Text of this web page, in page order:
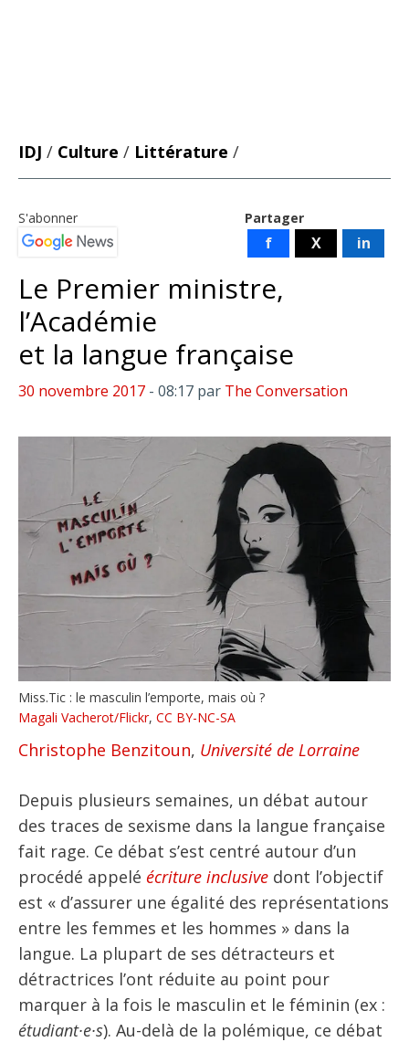
IDJ / Culture / Littérature /
Partager
f X in
S'abonner
Le Premier ministre,
l’Académie
et la langue française
30 novembre 2017 - 08:17 par The Conversation
Miss.Tic : le masculin l’emporte, mais où ?
Magali Vacherot/Flickr, CC BY-NC-SA
Christophe Benzitoun, Université de Lorraine
Depuis plusieurs semaines, un débat autour
des traces de sexisme dans la langue française
fait rage. Ce débat s’est centré autour d’un
procédé appelé écriture inclusive dont l’objectif
est « d’assurer une égalité des représentations
entre les femmes et les hommes » dans la
langue. La plupart de ses détracteurs et
détractrices l’ont réduite au point pour
marquer à la fois le masculin et le féminin (ex :
étudiant·e·s). Au-delà de la polémique, ce débat